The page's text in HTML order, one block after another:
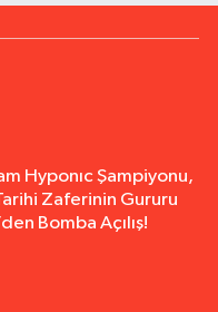
Hyponıc Şampiyonu,
Zaferinin Gururu
Bomba Açılış!